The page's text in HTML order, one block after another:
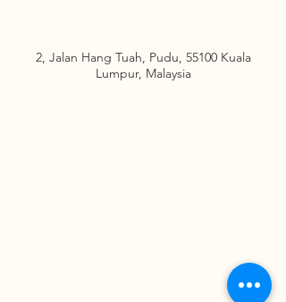
2, Jalan Hang Tuah, Pudu, 55100 Kuala
Lumpur, Malaysia